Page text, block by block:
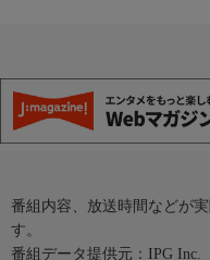
番組内容、放送時間などが
す。
番組データ提供元：IPG Inc.